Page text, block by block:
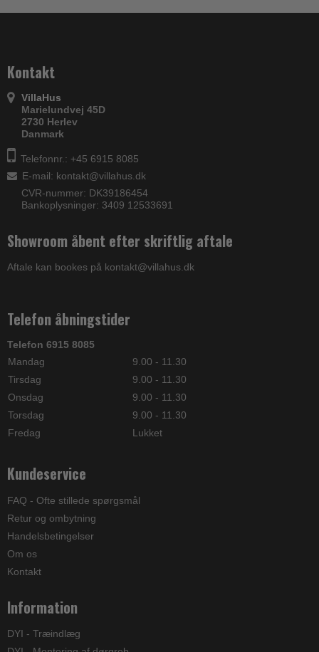
Kontakt
VillaHus
Marielundvej 45D
2730 Herlev
Danmark
Telefonnr.: +45 6915 8085
E-mail: kontakt@villahus.dk
CVR-nummer: DK39186454
Bankoplysninger: 3409 12533691
Showroom åbent efter skriftlig aftale
Aftale kan bookes på kontakt@villahus.dk
Telefon åbningstider
Telefon 6915 8085
Mandag
9.00 - 11.30
Tirsdag
9.00 - 11.30
Onsdag
9.00 - 11.30
Torsdag
9.00 - 11.30
Fredag
Lukket
Kundeservice
FAQ - Ofte stillede spørgsmål
Retur og ombytning
Handelsbetingelser
Om os
Kontakt
Information
DYI - Træindlæg